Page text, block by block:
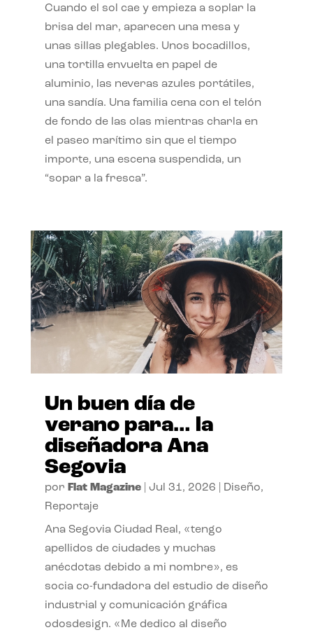
Cuando el sol cae y empieza a soplar la
brisa del mar, aparecen una mesa y
unas sillas plegables. Unos bocadillos,
una tortilla envuelta en papel de
aluminio, las neveras azules portátiles,
una sandía. Una familia cena con el telón
de fondo de las olas mientras charla en
el paseo marítimo sin que el tiempo
importe, una escena suspendida, un
“sopar a la fresca”.
Un buen día de
verano para… la
diseñadora Ana
Segovia
por Flat Magazine| Jul 31, 2026 Diseño,
Reportaje
Ana Segovia Ciudad Real, «tengo
apellidos de ciudades y muchas
anécdotas debido a mi nombre», es
socia co-fundadora del estudio de diseño
industrial y comunicación gráfica
odosdesign. «Me dedico al diseño